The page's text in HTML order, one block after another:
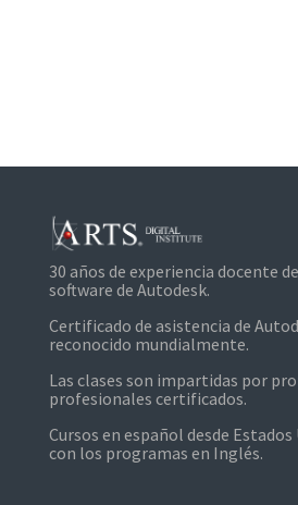
30 años de experiencia docente
software de Autodesk.
Certificado de asistencia de
reconocido mundialmente.
Las clases son impartidas por
profesionales certificados.
Cursos en español desde Estados
con los programas en Inglés.